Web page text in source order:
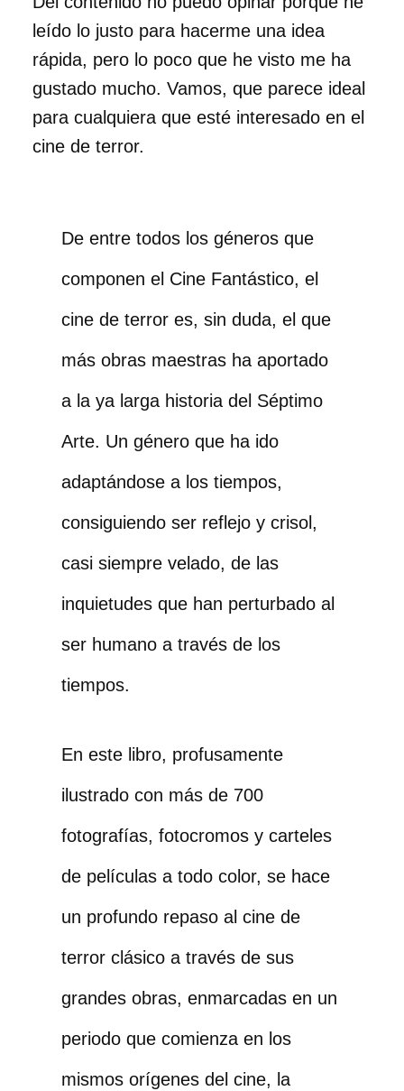
leído lo justo para hacerme una idea
rápida, pero lo poco que he visto me ha
gustado mucho. Vamos, que parece ideal
para cualquiera que esté interesado en el
cine de terror.
De entre todos los géneros que
componen el Cine Fantástico, el
cine de terror es, sin duda, el que
más obras maestras ha aportado
a la ya larga historia del Séptimo
Arte. Un género que ha ido
adaptándose a los tiempos,
consiguiendo ser reflejo y crisol,
casi siempre velado, de las
inquietudes que han perturbado al
ser humano a través de los
tiempos.
En este libro, profusamente
ilustrado con más de 700
fotografías, fotocromos y carteles
de películas a todo color, se hace
un profundo repaso al cine de
terror clásico a través de sus
grandes obras, enmarcadas en un
periodo que comienza en los
mismos orígenes del cine, la